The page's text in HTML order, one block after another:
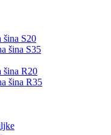
šina S20
šina S35
šina R20
šina R35